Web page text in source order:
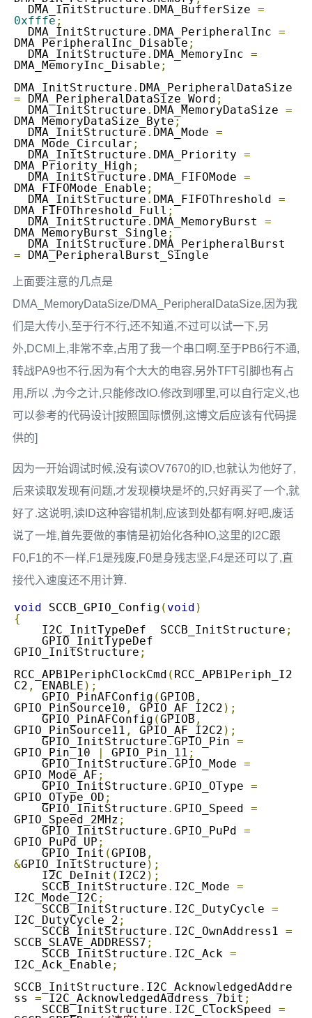
  DMA_InitStructure
. DMA_BufferSize =
0xfffe;
  DMA_InitStructure
. DMA_PeripheralInc =
DMA_PeripheralInc_Disable ;
  DMA_InitStructure
. DMA_MemoryInc =
DMA_MemoryInc_Disable ;
DMA_InitStructure .
= DMA_PeripheralDataSize_Word ;
  DMA_InitStructure
. DMA_MemoryDataSize =
DMA_MemoryDataSize_Byte;
  DMA_InitStructure
. DMA_Mode =
DMA_Mode_Circular ;
  DMA_InitStructure
. DMA_Priority =
DMA_Priority_High ;
  DMA_InitStructure
. DMA_FIFOMode =
DMA_FIFOMode_Enable ;
  DMA_InitStructure
. DMA_FIFOThreshold =
DMA_FIFOThreshold_Full ;
  DMA_InitStructure
. DMA_MemoryBurst =
DMA_MemoryBurst_Single ;
  DMA_InitStructure
.
= DMA_PeripheralBurst_Single
上面要注意的几点是
DMA_MemoryDataSize/DMA_PeripheralDataSize,因为我
们是大传小,至于行不行,还不知道,不过可以试一下,另
外,DCMI上,非常不幸,占用了我一个串口啊.至于PB6行不通,
转战PA9也不行,因为有个大大的电容,另外TFT引脚也有占
用,所以 ,为今之计,只能修改IO.修改到哪里,可以自行定义,也
可以参考的代码设计[按照国际惯例,这博文后应该有代码提
供的]
因为一开始调试时候,没有读OV7670的ID,也就认为他好了,
后来读取发现有问题,才发现模块是坏的,只好再买了一个,就
好了.这说明,读ID这种容错机制,应该到处都有啊.好吧,废话
说了一堆,首先要做的事情是初始化各种IO,这里的I2C跟
F0,F1的不一样,F1是残废,F0是身残志坚,F4是还可以了,直
接代入速度还不用计算.
void SCCB_GPIO_Config ( void )
{
    I2C_InitTypeDef  SCCB_InitStructure
;
GPIO_InitStructure ;
RCC_APB1PeriphClockCmd ( RCC_APB1Periph_I2
C2 , ENABLE );
    GPIO_PinAFConfig
(GPIOB ,
GPIO_PinSource10 , GPIO_AF_I2C2 );
    GPIO_PinAFConfig
(GPIOB,
GPIO_PinSource11 , GPIO_AF_I2C2 );
    GPIO_InitStructure
.GPIO_Pin =
GPIO_Pin_10
| GPIO_Pin_11 ;
    GPIO_InitStructure
.GPIO_Mode =
GPIO_Mode_AF ;
    GPIO_InitStructure
. GPIO_OType =
GPIO_OType_OD ;
    GPIO_InitStructure
. GPIO_Speed =
GPIO_Speed_2MHz ;
    GPIO_InitStructure
. GPIO_PuPd =
GPIO_PuPd_UP ;
    GPIO_Init
(GPIOB ,
&GPIO_InitStructure );
    I2C_DeInit
( I2C2 );
    SCCB_InitStructure
. I2C_Mode =
I2C_Mode_I2C ;
    SCCB_InitStructure
. I2C_DutyCycle =
I2C_DutyCycle_2 ;
    SCCB_InitStructure
. I2C_OwnAddress1 =
SCCB_SLAVE_ADDRESS7 ;
    SCCB_InitStructure
. I2C_Ack =
I2C_Ack_Enable ;
SCCB_InitStructure . I2C_AcknowledgedAddre
ss = I2C_AcknowledgedAddress_7bit ;
    SCCB_InitStructure
. I2C_ClockSpeed =